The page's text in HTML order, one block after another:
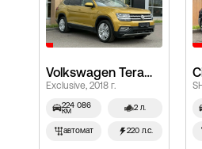
Volkswagen Teramont, I
Exclusive, 2018 г.
224 086
км 2 л.
автомат 220 л.с.